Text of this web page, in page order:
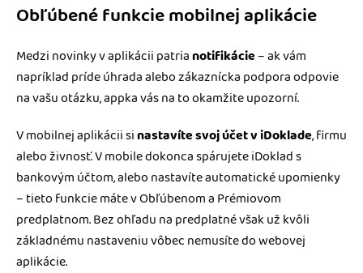
Obľúbené funkcie mobilnej aplikácie
Medzi novinky v aplikácii patrianotifikácie– ak vám
napríklad príde úhrada alebo zákaznícka podpora odpovie
na vašu otázku, appka vás na to okamžite upozorní.
V mobilnej aplikácii sinastavíte svoj účet v iDoklade, firmu
alebo živnosť. V mobile dokonca spárujete iDoklad s
bankovým účtom, alebo nastavíte automatické upomienky
– tieto funkcie máte v Obľúbenom a Prémiovom
predplatnom. Bez ohľadu na predplatné však už kvôli
základnému nastaveniu vôbec nemusíte do webovej
aplikácie.